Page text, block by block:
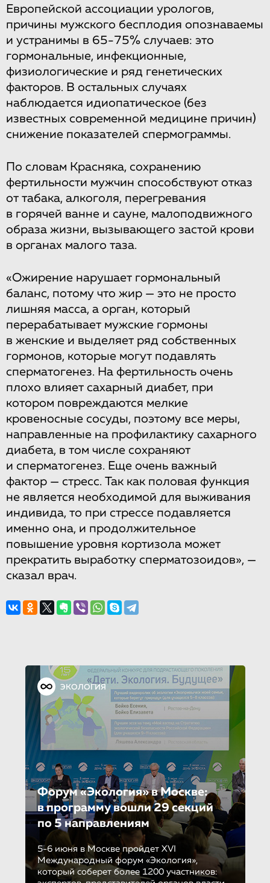
Европейской ассоциации урологов,
причины мужского бесплодия опознаваемы
и устранимы в 65-75% случаев: это
гормональные, инфекционные,
физиологические и ряд генетических
факторов. В остальных случаях
наблюдается идиопатическое (без
известных современной медицине причин)
снижение показателей спермограммы.
По словам Красняка, сохранению
фертильности мужчин способствуют отказ
от табака, алкоголя, перегревания
в горячей ванне и сауне, малоподвижного
образа жизни, вызывающего застой крови
в органах малого таза.
«Ожирение нарушает гормональный
баланс, потому что жир — это не просто
лишняя масса, а орган, который
перерабатывает мужские гормоны
в женские и выделяет ряд собственных
гормонов, которые могут подавлять
сперматогенез. На фертильность очень
плохо влияет сахарный диабет, при
котором повреждаются мелкие
кровеносные сосуды, поэтому все меры,
направленные на профилактику сахарного
диабета, в том числе сохраняют
и сперматогенез. Еще очень важный
фактор — стресс. Так как половая функция
не является необходимой для выживания
индивида, то при стрессе подавляется
именно она, и продолжительное
повышение уровня кортизола может
прекратить выработку сперматозоидов», —
сказал врач.
ЭКОЛОГИЯ
Форум «Экология» в Москве:
в программу вошли 29 секций
по 5 направле­ни­ям
5-6 июня в Москве пройдет XVI
Международный форум «Экология»,
который соберет более 1200 участников: